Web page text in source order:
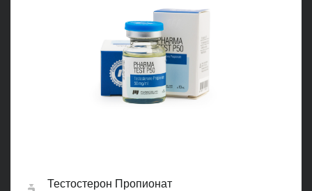
Тестостерон Пропионат